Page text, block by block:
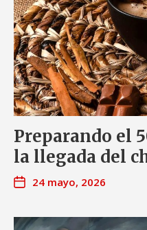
Preparando el
la llegada del
24 mayo, 2026